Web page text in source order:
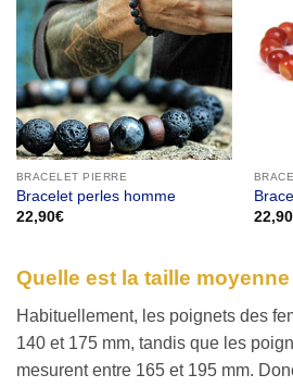
BRACELET PIERRE
Bracelet perles homme
22,90€
22,90
Quelle est la taille
Habituellement, les poignets des
140 et 175 mm, tandis que les
mesurent entre 165 et 195 mm.